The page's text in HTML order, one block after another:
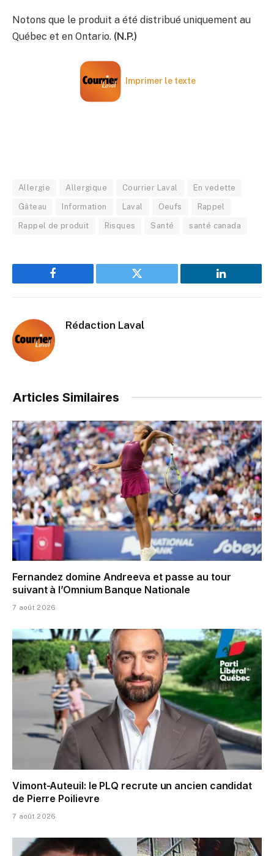
Notons que le produit a été distribué uniquement au
Québec et en Ontario. (N.P.)
Imprimer le texte
Allergie Allergique Courrier Laval En vedette
Gâteau Information Laval Oeufs Rappel
Rappel de produit Risques Santé santé canada
Facebook Twitter LinkedIn
Rédaction Laval
Articles Similaires
Fernandez domine Andreeva et passe au tour
suivant à l’Omnium Banque Nationale
7 août 2026
Vimont-Auteuil: le PLQ recrute un ancien candidat
de Pierre Poilievre
7 août 2026